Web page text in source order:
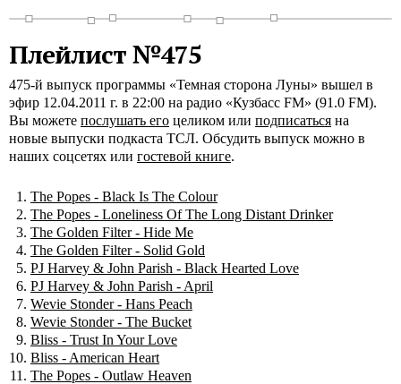
Плейлист №475
475-й выпуск программы «Темная сторона Луны» вышел в
эфир 12.04.2011 г. в 22:00 на радио «Кузбасс FM» (91.0 FM).
Вы можете послушать его целиком или подписаться на
новые выпуски подкаста ТСЛ. Обсудить выпуск можно в
наших соцсетях или гостевой книге.
The Popes - Black Is The Colour
The Popes - Loneliness Of The Long Distant Drinker
The Golden Filter - Hide Me
The Golden Filter - Solid Gold
PJ Harvey & John Parish - Black Hearted Love
PJ Harvey & John Parish - April
Wevie Stonder - Hans Peach
Wevie Stonder - The Bucket
Bliss - Trust In Your Love
Bliss - American Heart
The Popes - Outlaw Heaven